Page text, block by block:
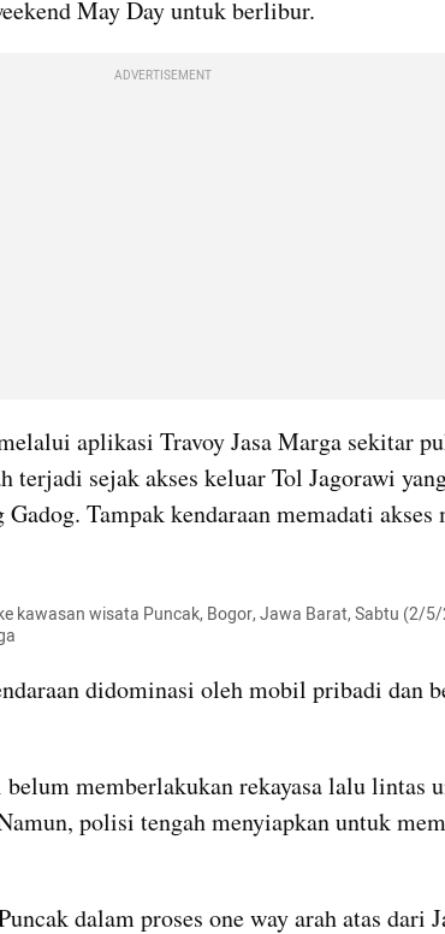
May Day untuk berlibur.
ADVERTISEMENT
aplikasi Travoy Jasa Marga sekitar
terjadi sejak akses keluar Tol Jagorawi
Tampak kendaraan memadati akses
kawasan wisata Puncak, Bogor, Jawa Barat, Sabtu (2/
didominasi oleh mobil pribadi dan
memberlakukan rekayasa lalu lintas
polisi tengah menyiapkan untuk
dalam proses one way arah atas dari